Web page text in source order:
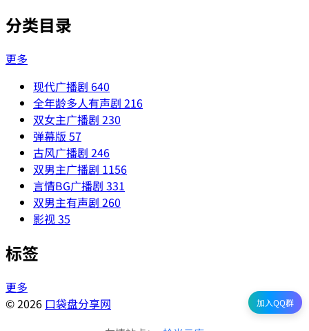
分类目录
更多
现代广播剧 640
全年龄多人有声剧 216
双女主广播剧 230
弹幕版 57
古风广播剧 246
双男主广播剧 1156
言情BG广播剧 331
双男主有声剧 260
影视35
标签
更多
© 2026 口袋盘分享网 加入QQ群